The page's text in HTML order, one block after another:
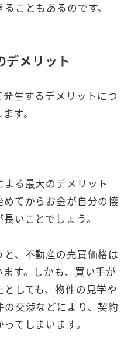
こともあるのです。
デメリット
生するデメリットにつ
す。
る最大のデメリット
てからお金が自分の懐
いことでしょう。
、不動産の売買価格は
す。しかも、買い手が
しても、物件の見学や
交渉などにより、契約
てしまいます。